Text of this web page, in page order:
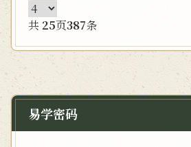
共 25页387条
易学密码